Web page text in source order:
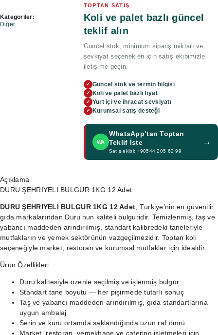
Kategoriler:
Diğer
TOPTAN SATIŞ
Koli ve palet bazlı güncel
teklif alın
Güncel stok, minimum sipariş miktarı ve
sevkiyat seçenekleri için satış ekibimizle
iletişime geçin.
✓ Güncel stok ve termin bilgisi
✓ Koli ve palet bazlı fiyat
✓ Yurt içi ve ihracat sevkiyatı
✓ Kurumsal satış desteği
WA
WhatsApp’tan Toptan
Teklif İste
Satış ekibi: +90544 205 62 99
→
Açıklama
DURU ŞEHRIYELI BULGUR 1KG 12 Adet
DURU ŞEHRIYELI BULGUR 1KG 12 Adet , Türkiye’nin en güvenilir
gıda markalarından Duru’nun kaliteli bulguridir. Temizlenmiş, taş ve
yabancı maddeden arındırılmış, standart kalibredeki taneleriyle
mutfakların ve yemek sektörünün vazgeçilmezidir. Toptan koli
seçeneğiyle market, restoran ve kurumsal mutfaklar için idealdir.
Ürün Özellikleri
Duru kalitesiyle özenle seçilmiş ve işlenmiş bulgur
Standart tane boyutu — her pişirmede tutarlı sonuç
Taş ve yabancı maddeden arındırılmış, gıda standartlarına
uygun ambalaj
Serin ve kuru ortamda saklandığında uzun raf ömrü
Market, restoran, yemekhane ve catering işletmeleri için